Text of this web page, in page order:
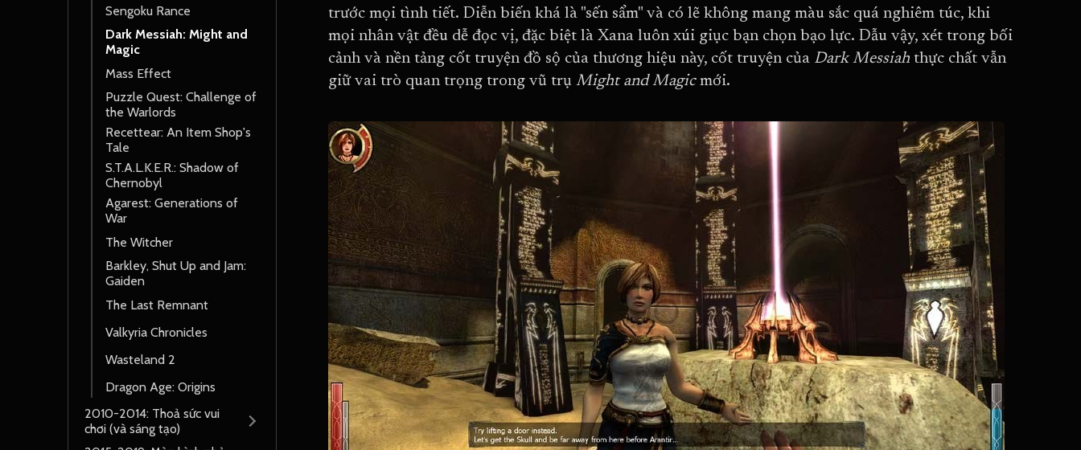
Sengoku Rance
Dark Messiah: Might and
Magic
Mass Effect
Puzzle Quest: Challenge of
the Warlords
Recettear: An Item Shop's
Tale
S.T.A.L.K.E.R.: Shadow of
Chernobyl
Agarest: Generations of
War
The Witcher
Barkley, Shut Up and Jam:
Gaiden
The Last Remnant
Valkyria Chronicles
Wasteland 2
Dragon Age: Origins
2010-2014: Thoả sức vui
chơi (và sáng tạo)
trước mọi tình tiết. Diễn biến khá là "sến sẩm" và có lẽ không mang màu sắc quá nghiêm túc, khi
mọi nhân vật đều dễ đọc vị, đặc biệt là Xana luôn xúi giục bạn chọn bạo lực. Dẫu vậy, xét trong bối
cảnh và nền tảng cốt truyện đồ sộ của thương hiệu này, cốt truyện của Dark Messiah thực chất vẫn
giữ vai trò quan trọng trong vũ trụ Might and Magicmới.